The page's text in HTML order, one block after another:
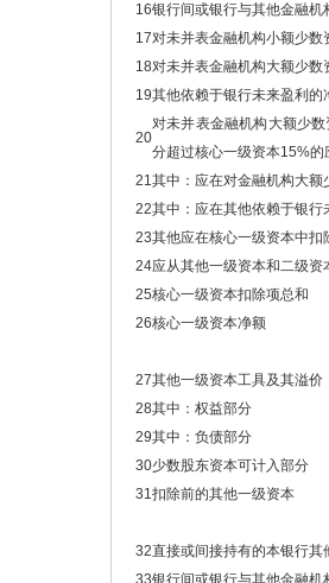
16银行间或银行与其他金融
17对未并表金融机构小额少
18对未并表金融机构大额少
19其他依赖于银行未来盈利
20
对未并表金融机构大额少
分超过核心一级资本15%的
21其中：应在对金融机构大
22其中：应在其他依赖于银
23其他应在核心一级资本中扣
24应从其他一级资本和二级资
25核心一级资本扣除项总和
26核心一级资本净额
27其他一级资本工具及其溢价
28其中：权益部分
29其中：负债部分
30少数股东资本可计入部分
31扣除前的其他一级资本
32直接或间接持有的本银行其
33银行间或银行与其他金融